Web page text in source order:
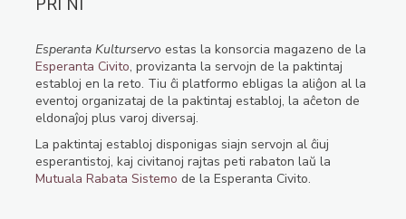
Esperanta Kulturservo estas la konsorcia magazeno de la
Esperanta Civito, provizanta la servojn de la paktintaj
establoj en la reto. Tiu ĉi platformo ebligas la aliĝon al la
eventoj organizataj de la paktintaj establoj, la aĉeton de
eldonaĵoj plus varoj diversaj.
La paktintaj establoj disponigas siajn servojn al ĉiuj
esperantistoj, kaj civitanoj rajtas peti rabaton laŭ la
Mutuala Rabata Sistemo de la Esperanta Civito.